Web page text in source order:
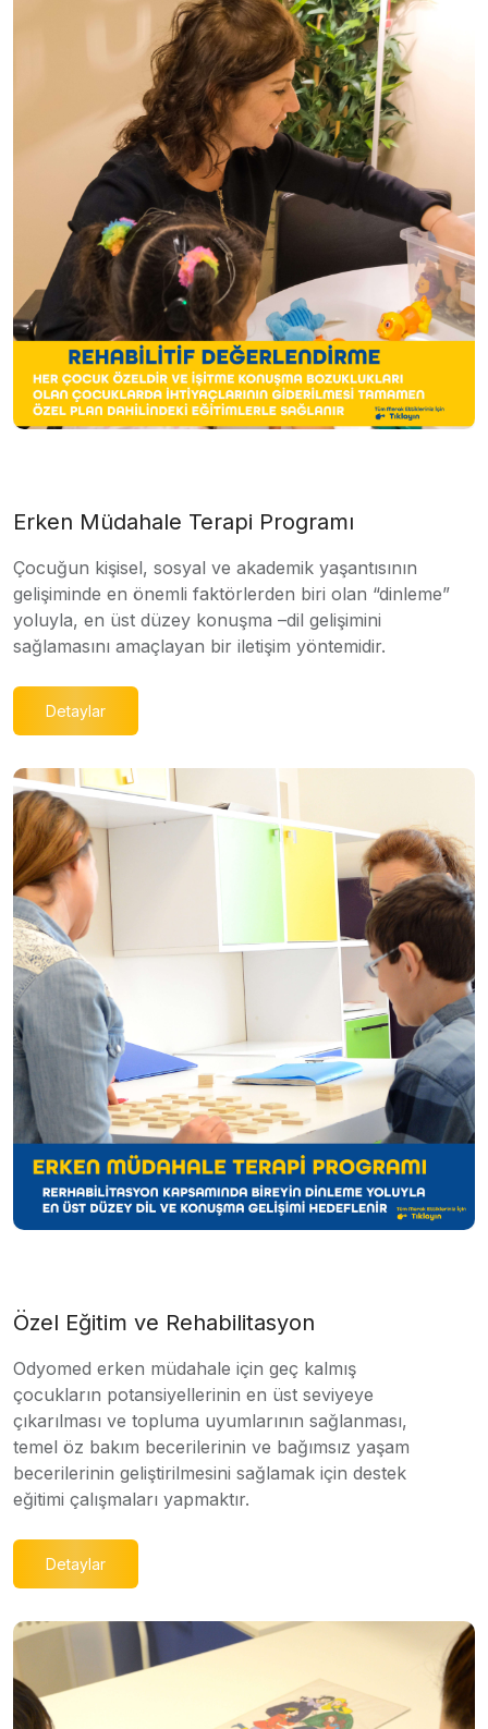
Erken Müdahale Terapi Programı
Çocuğun kişisel, sosyal ve akademik yaşantısının
gelişiminde en önemli faktörlerden biri olan “dinleme”
yoluyla, en üst düzey konuşma –dil gelişimini
sağlamasını amaçlayan bir iletişim yöntemidir.
Detaylar
Özel Eğitim ve Rehabilitasyon
Odyomed erken müdahale için geç kalmış
çocukların potansiyellerinin en üst seviyeye
çıkarılması ve topluma uyumlarının sağlanması,
temel öz bakım becerilerinin ve bağımsız yaşam
becerilerinin geliştirilmesini sağlamak için destek
eğitimi çalışmaları yapmaktır.
Detaylar